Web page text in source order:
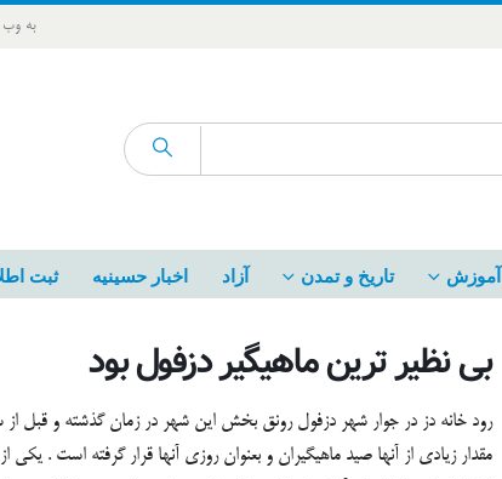
به
آموزش تاریخ و تمدن آزاد اخبار حسینیه ثبت
بی نظیر ترین ماهیگیر دزفول بود
رود خانه دز در جوار شهر دزفول رونق بخش این شهر در زمان گذشته و قبل
مقدار زیادی از آنها صید ماهیگیران و بعنوان روزی آنها قرار گرفته است .